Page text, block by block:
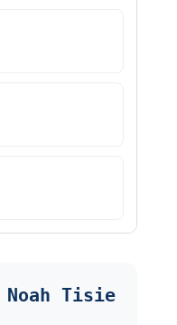
Noah Tisie